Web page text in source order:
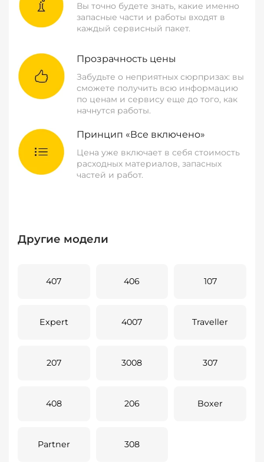
Вы точно будете знать, какие именно
запасные части и работы входят в
каждый сервисный пакет.
Прозрачность цены
Забудьте о неприятных сюрпризах: вы
сможете получить всю информацию
по ценам и сервису еще до того, как
начнутся работы.
Принцип «Все включено»
Цена уже включает в себя стоимость
расходных материалов, запасных
частей и работ.
Другие модели
407 406 107
Expert 4007 Traveller
207 3008 307
408 206 Boxer
Partner 308